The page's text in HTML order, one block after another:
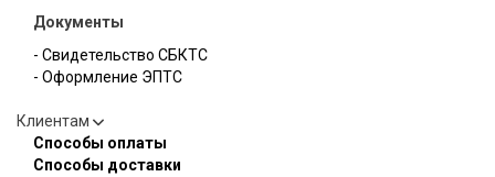
Документы
- Свидетельство СБКТС
- Оформление ЭПТС
Клиентам
Способы оплаты
Способы доставки